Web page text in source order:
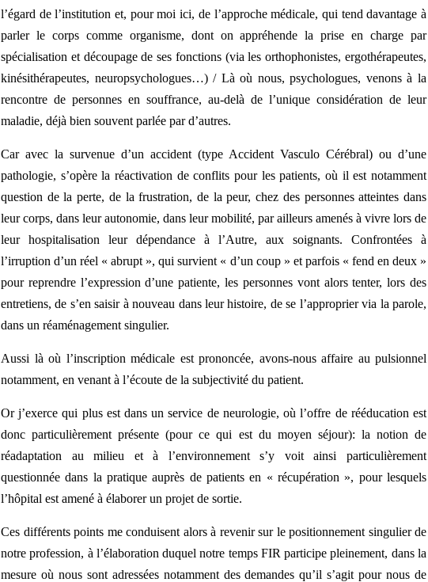
l’égard de l’institution et, pour moi ici, de l’approche médicale, qui tend davantage à
parler le corps comme organisme, dont on appréhende la prise en charge par
spécialisation et découpage de ses fonctions (via les orthophonistes, ergothérapeutes,
kinésithérapeutes, neuropsychologues…) / Là où nous, psychologues, venons à la
rencontre de personnes en souffrance, au-delà de l’unique considération de leur
maladie, déjà bien souvent parlée par d’autres.
Car avec la survenue d’un accident (type Accident Vasculo Cérébral) ou d’une
pathologie, s’opère la réactivation de conflits pour les patients, où il est notamment
question de la perte, de la frustration, de la peur, chez des personnes atteintes dans
leur corps, dans leur autonomie, dans leur mobilité, par ailleurs amenés à vivre lors de
leur hospitalisation leur dépendance à l’Autre, aux soignants. Confrontées à
l’irruption d’un réel « abrupt », qui survient « d’un coup » et parfois « fend en deux »
pour reprendre l’expression d’une patiente, les personnes vont alors tenter, lors des
entretiens, de s’en saisir à nouveau dans leur histoire, de se l’approprier via la parole,
dans un réaménagement singulier.
Aussi là où l’inscription médicale est prononcée, avons-nous affaire au pulsionnel
notamment, en venant à l’écoute de la subjectivité du patient.
Or j’exerce qui plus est dans un service de neurologie, où l’offre de rééducation est
donc particulièrement présente (pour ce qui est du moyen séjour): la notion de
réadaptation au milieu et à l’environnement s’y voit ainsi particulièrement
questionnée dans la pratique auprès de patients en « récupération », pour lesquels
l’hôpital est amené à élaborer un projet de sortie.
Ces différents points me conduisent alors à revenir sur le positionnement singulier de
notre profession, à l’élaboration duquel notre temps FIR participe pleinement, dans la
mesure où nous sont adressées notamment des demandes qu’il s’agit pour nous de